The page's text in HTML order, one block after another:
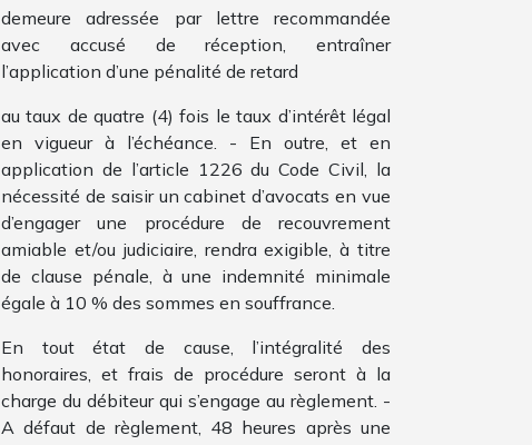
demeure adressée par lettre recommandée
avec accusé de réception, entraîner
l’application d’une pénalité de retard
au taux de quatre (4) fois le taux d’intérêt légal
en vigueur à l’échéance. - En outre, et en
application de l’article 1226 du Code Civil, la
nécessité de saisir un cabinet d’avocats en vue
d’engager une procédure de recouvrement
amiable et/ou judiciaire, rendra exigible, à titre
de clause pénale, à une indemnité minimale
égale à 10 % des sommes en souffrance.
En tout état de cause, l’intégralité des
honoraires, et frais de procédure seront à la
charge du débiteur qui s’engage au règlement. -
A défaut de règlement, 48 heures après une